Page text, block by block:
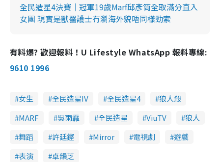
全民造星4決賽｜冠軍19歲Marf邱彥筒全取滿分直入
女團 現實是獸醫護士冇瀏海外貌唔同樣勁索
有料爆? 歡迎報料！U Lifestyle WhatsApp 報料專線:
9610 1996
女生 全民造星IV 全民造星4
狼人殺
MARF
吳雨霏 全民造星 ViuTV
狼人
舞蹈
許廷鏗 Mirror 電視劇
遊戲
表演
卓韻芝